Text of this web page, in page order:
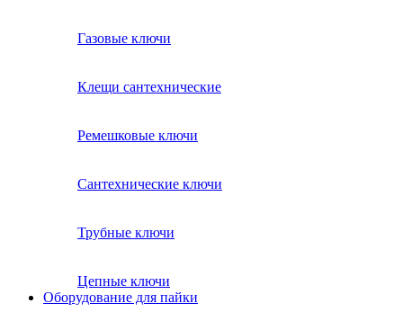
Газовые ключи
Клещи сантехнические
Ремешковые ключи
Сантехнические ключи
Трубные ключи
Цепные ключи
Оборудование для пайки